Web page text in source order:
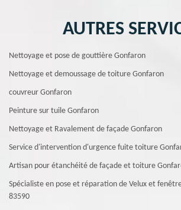
AUTRES
Nettoyage et pose de gouttière Gonfaron
Nettoyage et demoussage de toiture Gonfaron
couvreur Gonfaron
Peinture sur tuile Gonfaron
Nettoyage et Ravalement de façade Gonfaron
Service d'intervention d'urgence fuite toiture
Artisan pour étanchéité de façade et toiture
Spécialiste en pose et réparation de Velux et
83590